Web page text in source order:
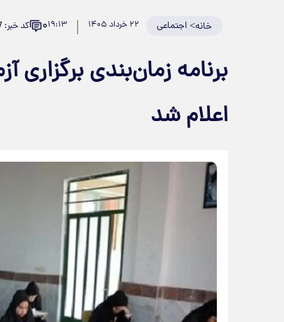
خانه>اجتماعی ۲۲ خرداد ۱۴۰۵ ۱۹:۱۳۰ کد خبر: 984167
اعلام شد